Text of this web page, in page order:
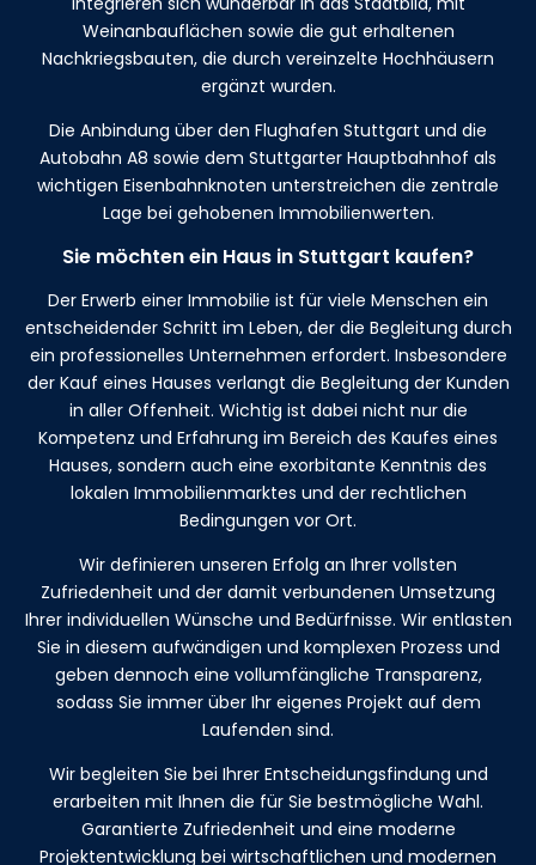
Weinanbauflächen sowie die gut erhaltenen
Nachkriegsbauten, die durch vereinzelte Hochhäusern
ergänzt wurden.
Die Anbindung über den Flughafen Stuttgart und die
Autobahn A8 sowie dem Stuttgarter Hauptbahnhof als
wichtigen Eisenbahnknoten unterstreichen die zentrale
Lage bei gehobenen Immobilienwerten.
Sie möchten ein Haus in Stuttgart kaufen?
Der Erwerb einer Immobilie ist für viele Menschen ein
entscheidender Schritt im Leben, der die Begleitung durch
ein professionelles Unternehmen erfordert. Insbesondere
der Kauf eines Hauses verlangt die Begleitung der Kunden
in aller Offenheit. Wichtig ist dabei nicht nur die
Kompetenz und Erfahrung im Bereich des Kaufes eines
Hauses, sondern auch eine exorbitante Kenntnis des
lokalen Immobilienmarktes und der rechtlichen
Bedingungen vor Ort.
Wir definieren unseren Erfolg an Ihrer vollsten
Zufriedenheit und der damit verbundenen Umsetzung
Ihrer individuellen Wünsche und Bedürfnisse. Wir entlasten
Sie in diesem aufwändigen und komplexen Prozess und
geben dennoch eine vollumfängliche Transparenz,
sodass Sie immer über Ihr eigenes Projekt auf dem
Laufenden sind.
Wir begleiten Sie bei Ihrer Entscheidungsfindung und
erarbeiten mit Ihnen die für Sie bestmögliche Wahl.
Garantierte Zufriedenheit und eine moderne
Projektentwicklung bei wirtschaftlichen und modernen